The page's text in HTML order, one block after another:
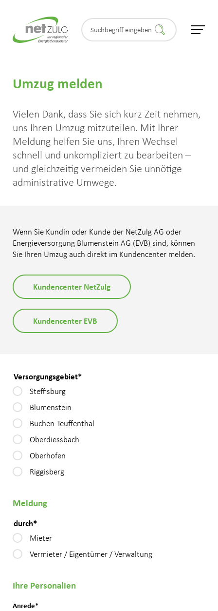
Privatkunden
Geschäftskunden
Partner & Gemeinden
Kundenservice
Online-Schalter
Rechnung
Umzug melden
Zählerstand melden
Fachpartner
SteffisCard
NetZulg
Umzug melden
Vielen Dank, dass Sie sich kurz Zeit nehmen,
uns Ihren Umzug mitzuteilen. Mit Ihrer
Meldung helfen Sie uns, Ihren Wechsel
schnell und unkompliziert zu bearbeiten –
und gleichzeitig vermeiden Sie unnötige
administrative Umwege.
Wenn Sie Kundin oder Kunde der NetZulg AG oder
Energieversorgung Blumenstein AG (EVB) sind, können
Sie Ihren Umzug auch direkt im Kundencenter melden.
Kundencenter NetZulg
Kundencenter EVB
Versorgungsgebiet*
Steffisburg
Blumenstein
Buchen-Teuffenthal
Oberdiessbach
Oberhofen
Riggisberg
Meldung
durch*
Mieter
Vermieter / Eigentümer / Verwaltung
Ihre Personalien
Anrede*